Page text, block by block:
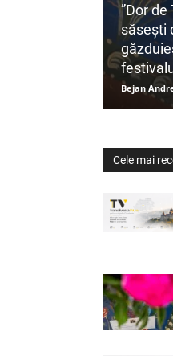
”Dor de
săsești
Bejan
Cele mai